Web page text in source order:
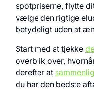
spotpriserne, flytte
vælge den rigtige
betydeligt uden at
Start med at tjekke
overblik over,
derefter at
du har den bedste